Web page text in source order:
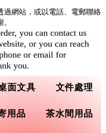
面文具 文件處理
用品 茶水間用品
過網站，或以電話、電郵聯絡
you can contact us
or you can reach
or email for
you.